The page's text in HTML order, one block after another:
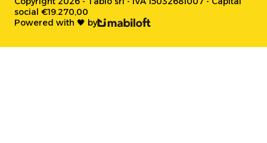
social €19.270,00
Powered with 🖤 by